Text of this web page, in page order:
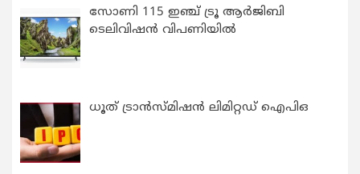
സോണി 115 ഇഞ്ച് ട്രൂ ആർജിബി
ടെലിവിഷൻ വിപണിയിൽ
ധൂത് ട്രാൻസ്മിഷൻ ലിമിറ്റഡ് ഐപിഒ